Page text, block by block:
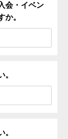
会・イベン
か。
。
。